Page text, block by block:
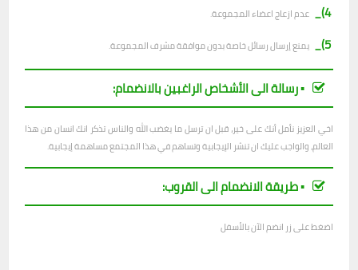
4)_ عدم ازعاج اعضاء المجموعة.
5)_ يمنع إرسال رسائل خاصة بدون موافقة مشرف المجموعة.
▪︎ رسالة الى الأشخاص الراغبين بالانضمام:
اخي العزيز نأمل أنك على خير، قبل ان ترسل ما يغضب الله والناس تذكر انك انسان من هذا
العالم، والواجب عليك ان تنشر الإيجابية وتساهم في هذا المجتمع مساهمة إيجابية.
▪︎ طريقة الانضمام الى القروب:
اضغط على زر انضم الآن بالأسفل